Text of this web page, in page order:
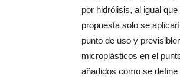
por hidrólisis, al igual
propuesta solo se
punto de uso y
microplásticos en el
añadidos como se